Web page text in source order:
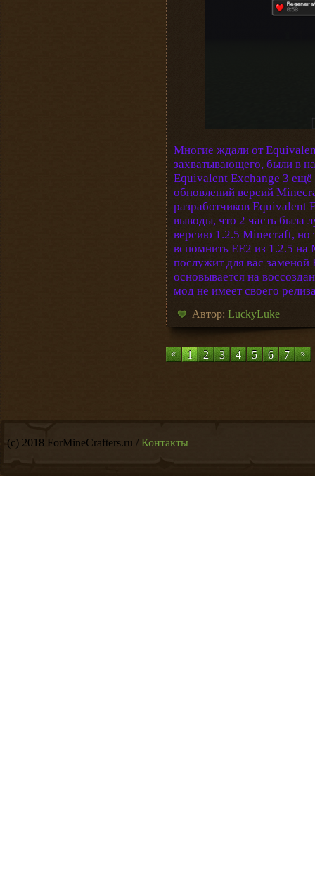
Многие ждали от
захватывающего, были в
Equivalent Exchange 3 ещё
обновлений версий
разработчиков Equivalent
выводы, что 2 часть была
версию 1.2.5 Minecraft, но
вспомнить EE2 из 1.2.5
послужит для вас
основывается на
мод не имеет своего
Автор: LuckyLuke
1 2 3 4 5 6 7
(c) 2018 ForMineCrafters.ru / Контакты